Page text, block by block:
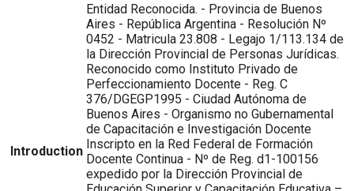
Introduction
Entidad Reconocida. - Provincia de Buenos
Aires - República Argentina - Resolución Nº
0452 - Matricula 23.808 - Legajo 1/113.134 de
la Dirección Provincial de Personas Jurídicas.
Reconocido como Instituto Privado de
Perfeccionamiento Docente - Reg. C
376/DGEGP1995 - Ciudad Autónoma de
Buenos Aires - Organismo no Gubernamental
de Capacitación e Investigación Docente
Inscripto en la Red Federal de Formación
Docente Continua - Nº de Reg. d1-100156
expedido por la Dirección Provincial de